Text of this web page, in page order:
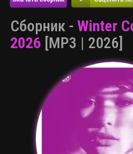
Сборник - Winter
2026 [MP3 | 2026]